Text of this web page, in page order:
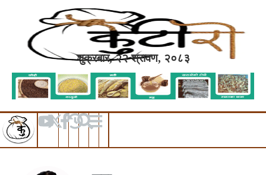
शुक्रबार, २२ श्रावण, २०८३